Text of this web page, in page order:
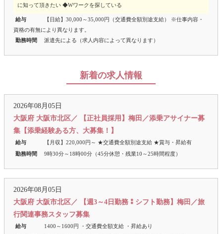
に知って頂きたい ◆Wワークを探している
給与
【日給】30,000～35,000円（交通費全額別途支給） ※仕事内容・
資格の有無により異なります。
勤務時間
派遣先による（求人内容によって異なります）
新着の求人情報
2026年08月05日
大阪府 大阪市北区／ 【正社員採用】梅田／添乗アサイナー募
集【添乗経験ある方、大募集！】
給与
【月収】220,000円～ ★交通費全額別途支給 ★賞与・昇給有
勤務時間
9時30分～18時00分（45分休憩・残業10～25時間程度）
2026年08月05日
大阪府 大阪市北区／ 【週3～4日勤務⁑シフト勤務】梅田／旅
行関連事務スタッフ募集
給与
1400～1600円 ・交通費全額支給 ・昇給あり